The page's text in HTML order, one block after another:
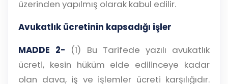
üzerinden yapılmış olarak kabul edilir.
Avukatlık ücretinin kapsadığı işler
MADDE 2- (1) Bu Tarifede yazılı avukatlık
ücreti, kesin hüküm elde edilinceye kadar
olan dava, iş ve işlemler ücreti karşılığıdır.